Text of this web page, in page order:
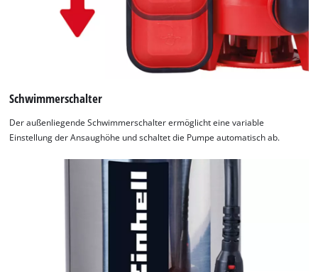
Schwimmerschalter
Der außenliegende Schwimmerschalter ermöglicht eine variable
Einstellung der Ansaughöhe und schaltet die Pumpe automatisch ab.